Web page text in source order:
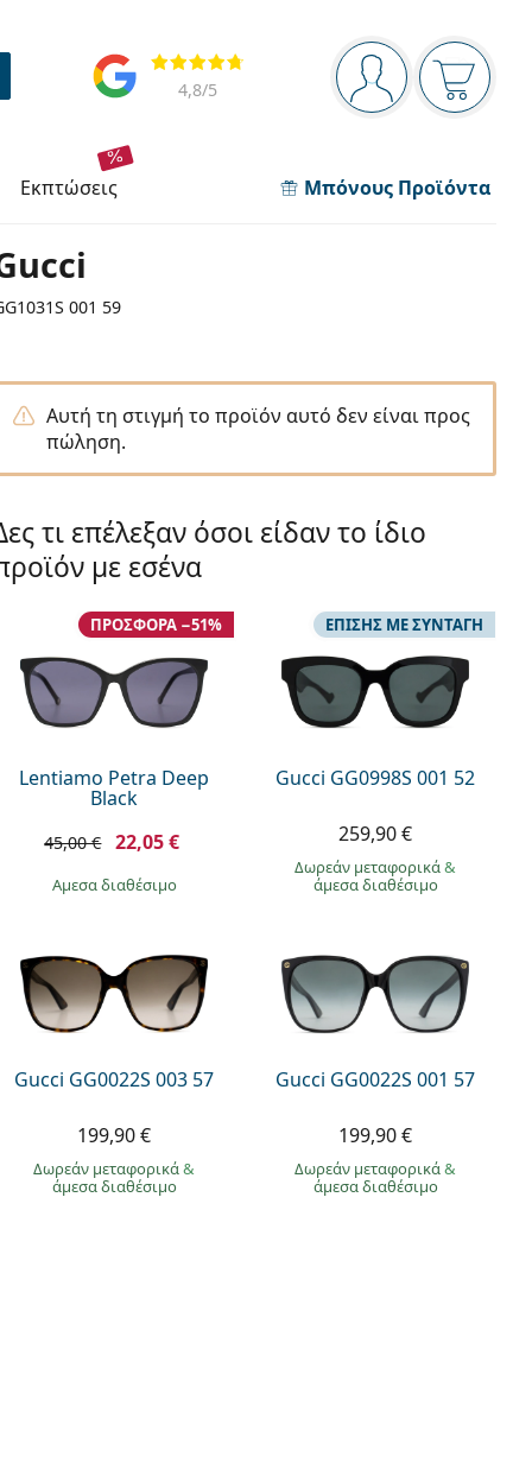
Πίνακας πλοήγησης
Είστε
Το
Αξιολογήσεις
4,8/5
εκπτώσεις Μπόνους Προϊόντα
001 59
Αυτή τη στιγμή το προϊόν αυτό δεν είναι προς
πώληση.
τι επέλεξαν όσοι είδαν το ίδιο
με εσένα
Lentiamo Petra Deep
Black
ΠΡΟΣΦΟΡΆ −51%
45,00 € 22,05 €
άμεσα διαθέσιμο
Gucci GG0998S 001 52
ΕΠΊΣΗΣ ΜΕ ΣΥΝΤΑΓΉ
259,90 €
Δωρεάν μεταφορικά&
άμεσα διαθέσιμο
Gucci GG0022S 003 57
199,90 €
Δωρεάν μεταφορικά&
άμεσα διαθέσιμο
Gucci GG0022S 001 57
199,90 €
Δωρεάν μεταφορικά&
άμεσα διαθέσιμο